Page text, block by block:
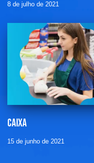
8 de julho de 2021
Caixa
15 de junho de 2021